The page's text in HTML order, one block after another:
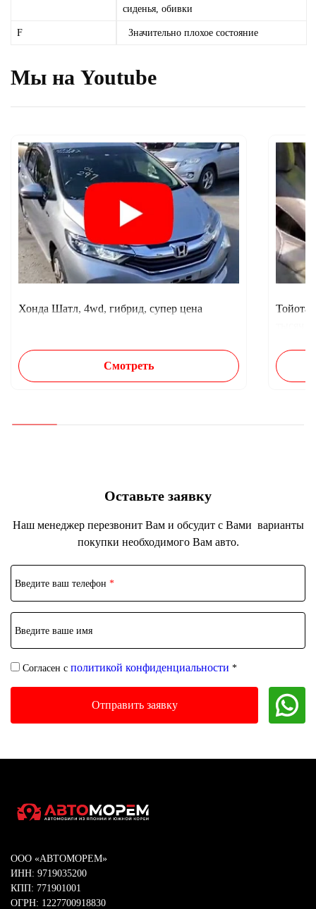
сиденья, обивки
F Значительно плохое состояние
Мы на Youtube
Хонда Шатл, 4wd, гибрид, супер цена
Смотреть
Тойота
Оставьте заявку
Наш менеджер перезвонит Вам и обсудит с Вами варианты
покупки необходимого Вам авто.
Введите ваш телефон *
Введите ваше имя
Согласен с политикой конфиденциальности *
ООО «АВТОМОРЕМ»
ИНН: 9719035200
КПП: 771901001
ОГРН: 1227700918830